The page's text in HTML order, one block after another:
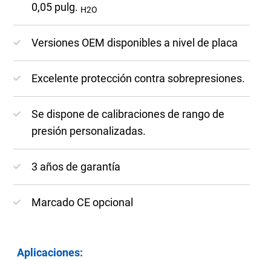
0,05 pulg. H2O
Versiones OEM disponibles a nivel de placa
Excelente protección contra sobrepresiones.
Se dispone de calibraciones de rango de
presión personalizadas.
3 años de garantía
Marcado CE opcional
Aplicaciones: